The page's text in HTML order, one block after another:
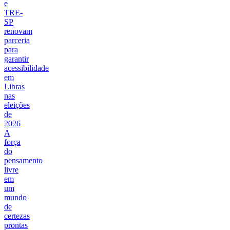
e
TRE-
SP
renovam
parceria
para
garantir
acessibilidade
em
Libras
nas
eleições
de
2026
A
força
do
pensamento
livre
em
um
mundo
de
certezas
prontas